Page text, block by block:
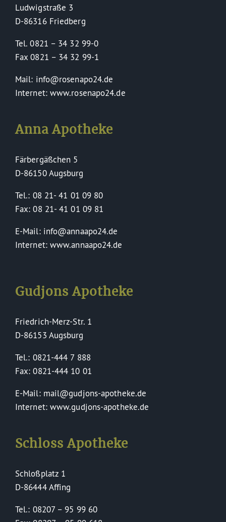
Ludwigstraße 3
D-86316 Friedberg
Tel. 0821 – 34 32 99-0
Fax 0821 – 34 32 99-1
Mail: info@rosenapo24.de
Internet: www.rosenapo24.de
Anna Apotheke
Färbergäßchen 5
D-86150 Augsburg
Tel.: 08 21- 41 01 09 80
Fax: 08 21- 41 01 09 81
E-Mail: info@annaapo24.de
Internet: www.annaapo24.de
Gudjons Apotheke
Friedrich-Merz-Str. 1
D-86153 Augsburg
Tel.: 0821-444 7 888
Fax: 0821-444 10 01
E-Mail: mail@gudjons-apotheke.de
Internet: www.gudjons-apotheke.de
Schloss Apotheke
Schloßplatz 1
D-86444 Affing
Tel.: 08207 – 95 99 60